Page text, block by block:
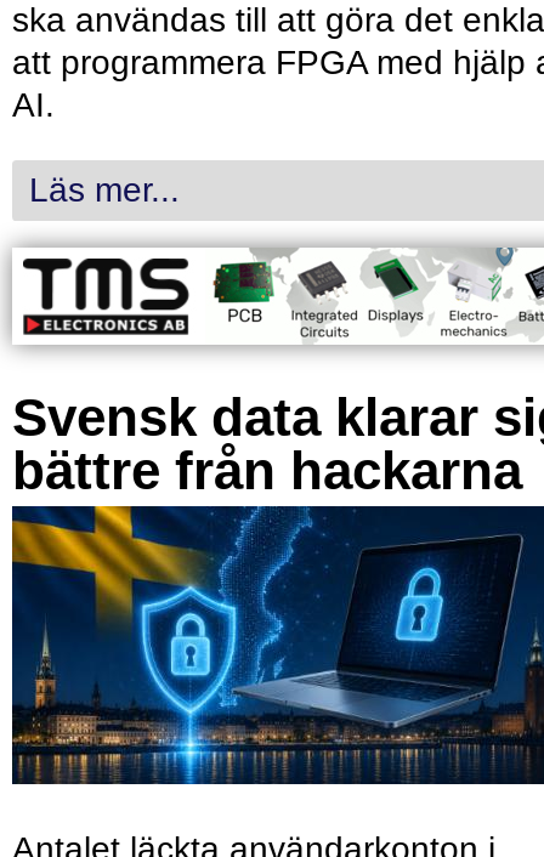
ska användas till att göra det
att programmera FPGA med hjälp
AI.
Läs mer...
Svensk data klarar
bättre från hackarna